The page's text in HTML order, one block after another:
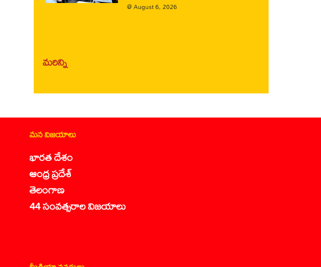
@August 6, 2026
మరిన్ని
మన విజయాలు
భారత దేశం
ఆంధ్ర ప్రదేశ్
తెలంగాణ
44 సంవత్సరాల విజయాలు